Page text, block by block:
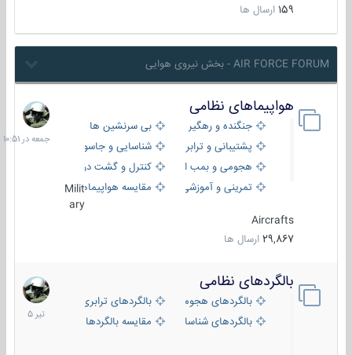
159 ارسال ها
AIR FORCE FORUM - بخش نیروی هوایی
هواپیماهای نظامی
جنگنده و رهگیر
بی سرنشین ها
پشتیبانی و ترابری
شناسایی و جاسوسی
هجومی و بمب افکن
کنترل و گشت دریایی
تمرینی و آموزشی
مقایسه هواپیماهاMilit
ary
Aircrafts
29,867 ارسال ها
جمعه
در
10:51
بالگردهای نظامی
بالگردهای هجومی
بالگردهای ترابری
بالگردهای شناسایی
مقایسه بالگردها
22
تیر
1405